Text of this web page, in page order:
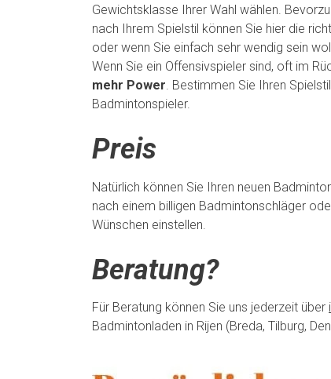
Gewichtsklasse Ihrer Wahl wählen.
nach Ihrem Spielstil können Sie hier die
oder wenn Sie einfach sehr wendig sein
Wenn Sie ein Offensivspieler sind, oft im
mehr Power. Bestimmen Sie Ihren
Badmintonspieler.
Preis
Natürlich können Sie Ihren neuen
nach einem billigen Badmintonschläger
Wünschen einstellen.
Beratung?
Für Beratung können Sie uns jederzeit über
Badmintonladen in Rijen (Breda, Tilburg,